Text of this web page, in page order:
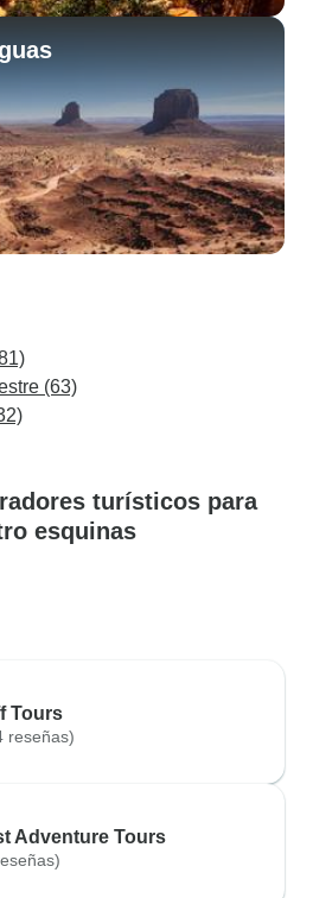
(63)
turísticos para
esquinas
Tours
reseñas)
Adventure Tours